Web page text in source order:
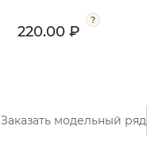
220.00 ₽
Заказать модельный ряд